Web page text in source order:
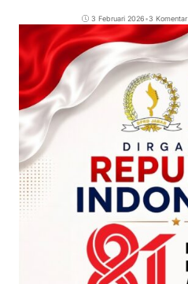
3 Februari 2026•3 Komentar